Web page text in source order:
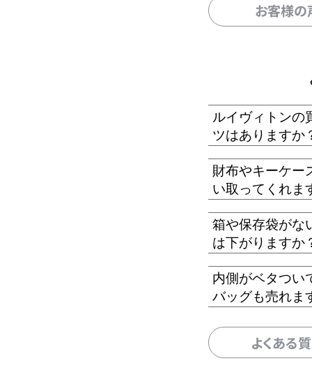
お客様
ルイヴィトンの
ツはありますか
財布やキーケー
い取ってくれま
箱や保存袋がな
は下がりますか
内側がベタつい
バッグも売れま
よくある